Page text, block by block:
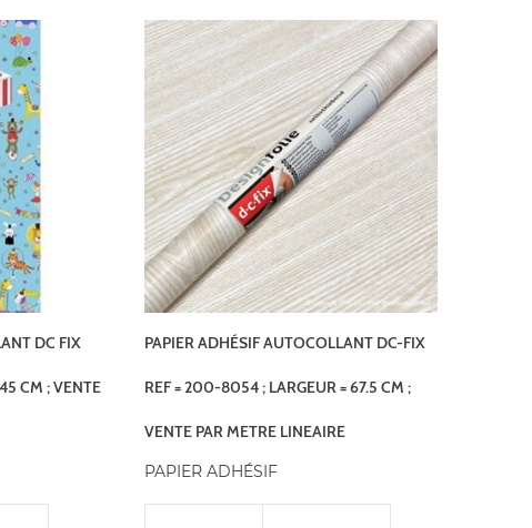
DC FIX
CM ; VENTE
PAPIER ADHÉSIF AUTOCOLLANT DC-FIX
REF = 200-8054 ; LARGEUR = 67.5 CM ;
VENTE PAR METRE LINEAIRE
PAPIER ADHÉSIF